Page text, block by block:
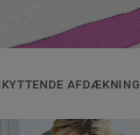
AFDÆKNING